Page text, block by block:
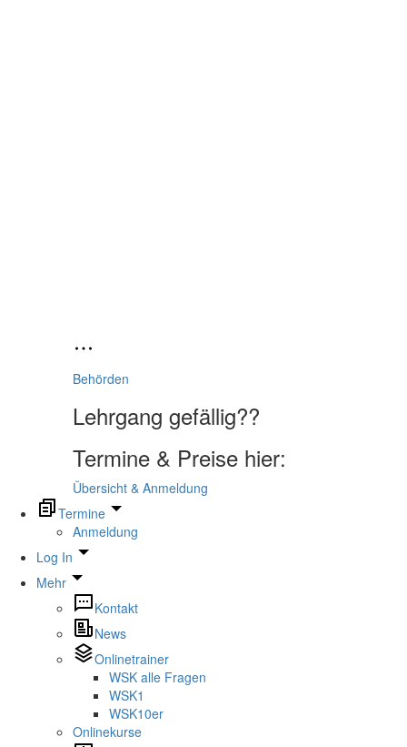
Behörden
Lehrgang gefällig??
Termine & Preise hier:
Übersicht & Anmeldung
Termine
Anmeldung
Log In
Mehr
Kontakt
News
Onlinetrainer
WSK alle Fragen
WSK1
WSK10er
Onlinekurse